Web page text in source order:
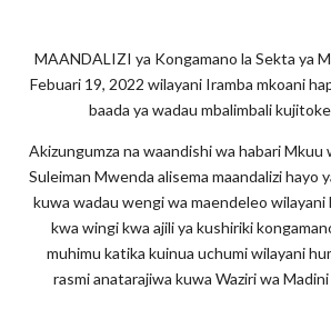
MAANDALIZI ya Kongamano la Sekta ya
Febuari 19, 2022 wilayani Iramba mkoani
baada ya wadau mbalimbali
Akizungumza na waandishi wa habari Mkuu
Suleiman Mwenda alisema maandalizi hayo
kuwa wadau wengi wa maendeleo
kwa wingi kwa ajili ya kushiriki
muhimu katika kuinua uchumi wilayani
rasmi anatarajiwa kuwa Waziri wa